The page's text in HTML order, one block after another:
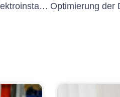
Fachkundige Beratung für die Durchführung Ihrer Elektroinstallationsprüfung